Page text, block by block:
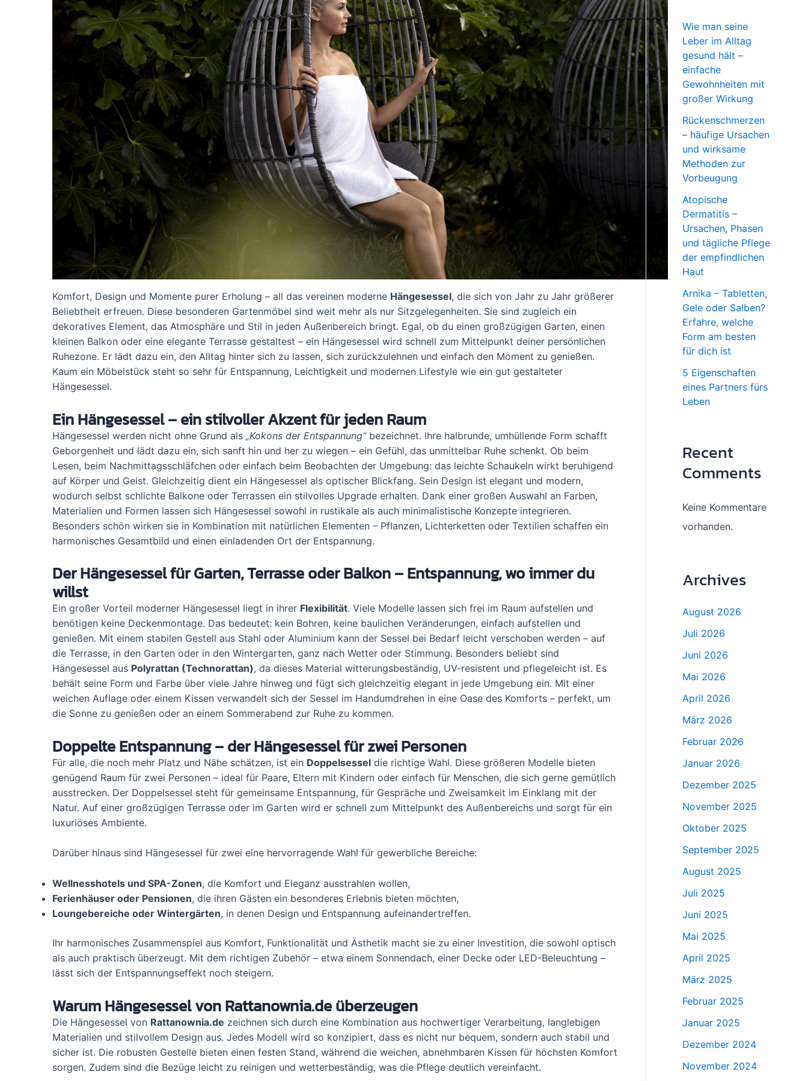
Komfort, Design und Momente purer Erholung – all das vereinen moderne Hängesessel, die sich von Jahr zu Jahr größerer
Beliebtheit erfreuen. Diese besonderen Gartenmöbel sind weit mehr als nur Sitzgelegenheiten. Sie sind zugleich ein
dekoratives Element, das Atmosphäre und Stil in jeden Außenbereich bringt. Egal, ob du einen großzügigen Garten, einen
kleinen Balkon oder eine elegante Terrasse gestaltest – ein Hängesessel wird schnell zum Mittelpunkt deiner persönlichen
Ruhezone. Er lädt dazu ein, den Alltag hinter sich zu lassen, sich zurückzulehnen und einfach den Moment zu genießen.
Kaum ein Möbelstück steht so sehr für Entspannung, Leichtigkeit und modernen Lifestyle wie ein gut gestalteter
Hängesessel.
Ein Hängesessel – ein stilvoller Akzent für jeden Raum
Hängesessel werden nicht ohne Grund als„Kokons der Entspannung“bezeichnet. Ihre halbrunde, umhüllende Form schafft
Geborgenheit und lädt dazu ein, sich sanft hin und her zu wiegen – ein Gefühl, das unmittelbar Ruhe schenkt. Ob beim
Lesen, beim Nachmittagsschläfchen oder einfach beim Beobachten der Umgebung: das leichte Schaukeln wirkt beruhigend
auf Körper und Geist. Gleichzeitig dient ein Hängesessel als optischer Blickfang. Sein Design ist elegant und modern,
wodurch selbst schlichte Balkone oder Terrassen ein stilvolles Upgrade erhalten. Dank einer großen Auswahl an Farben,
Materialien und Formen lassen sich Hängesessel sowohl in rustikale als auch minimalistische Konzepte integrieren.
Besonders schön wirken sie in Kombination mit natürlichen Elementen – Pflanzen, Lichterketten oder Textilien schaffen ein
harmonisches Gesamtbild und einen einladenden Ort der Entspannung.
Der Hängesessel für Garten, Terrasse oder Balkon – Entspannung, wo immer du
willst
Ein großer Vorteil moderner Hängesessel liegt in ihrer Flexibilität. Viele Modelle lassen sich frei im Raum aufstellen und
benötigen keine Deckenmontage. Das bedeutet: kein Bohren, keine baulichen Veränderungen, einfach aufstellen und
genießen. Mit einem stabilen Gestell aus Stahl oder Aluminium kann der Sessel bei Bedarf leicht verschoben werden – auf
die Terrasse, in den Garten oder in den Wintergarten, ganz nach Wetter oder Stimmung. Besonders beliebt sind
Hängesessel aus Polyrattan (Technorattan), da dieses Material witterungsbeständig, UV-resistent und pflegeleicht ist. Es
behält seine Form und Farbe über viele Jahre hinweg und fügt sich gleichzeitig elegant in jede Umgebung ein. Mit einer
weichen Auflage oder einem Kissen verwandelt sich der Sessel im Handumdrehen in eine Oase des Komforts – perfekt, um
die Sonne zu genießen oder an einem Sommerabend zur Ruhe zu kommen.
Doppelte Entspannung – der Hängesessel für zwei Personen
Für alle, die noch mehr Platz und Nähe schätzen, ist ein Doppelsessel die richtige Wahl. Diese größeren Modelle bieten
genügend Raum für zwei Personen – ideal für Paare, Eltern mit Kindern oder einfach für Menschen, die sich gerne gemütlich
ausstrecken. Der Doppelsessel steht für gemeinsame Entspannung, für Gespräche und Zweisamkeit im Einklang mit der
Natur. Auf einer großzügigen Terrasse oder im Garten wird er schnell zum Mittelpunkt des Außenbereichs und sorgt für ein
luxuriöses Ambiente.
Darüber hinaus sind Hängesessel für zwei eine hervorragende Wahl für gewerbliche Bereiche:
Wellnesshotels und SPA-Zonen, die Komfort und Eleganz ausstrahlen wollen,
Ferienhäuser oder Pensionen, die ihren Gästen ein besonderes Erlebnis bieten möchten,
Loungebereiche oder Wintergärten, in denen Design und Entspannung aufeinandertreffen.
Ihr harmonisches Zusammenspiel aus Komfort, Funktionalität und Ästhetik macht sie zu einer Investition, die sowohl optisch
als auch praktisch überzeugt. Mit dem richtigen Zubehör – etwa einem Sonnendach, einer Decke oder LED-Beleuchtung –
lässt sich der Entspannungseffekt noch steigern.
Warum Hängesessel von Rattanownia.de überzeugen
Die Hängesessel von Rattanownia.de zeichnen sich durch eine Kombination aus hochwertiger Verarbeitung, langlebigen
Materialien und stilvollem Design aus. Jedes Modell wird so konzipiert, dass es nicht nur bequem, sondern auch stabil und
sicher ist. Die robusten Gestelle bieten einen festen Stand, während die weichen, abnehmbaren Kissen für höchsten Komfort
sorgen. Zudem sind die Bezüge leicht zu reinigen und wetterbeständig, was die Pflege deutlich vereinfacht.
Wie man seine
Leber im Alltag
gesund hält –
einfache
Gewohnheiten mit
großer Wirkung
Rückenschmerzen
– häufige Ursachen
und wirksame
Methoden zur
Vorbeugung
Atopische
Dermatitis –
Ursachen, Phasen
und tägliche Pflege
der empfindlichen
Haut
Arnika – Tabletten,
Gele oder Salben?
Erfahre, welche
Form am besten
für dich ist
5 Eigenschaften
eines Partners fürs
Leben
Recent
Comments
Keine Kommentare
vorhanden.
Archives
August 2026
Juli 2026
Juni 2026
Mai 2026
April 2026
März 2026
Februar 2026
Januar 2026
Dezember 2025
November 2025
Oktober 2025
September 2025
August 2025
Juli 2025
Juni 2025
Mai 2025
April 2025
März 2025
Februar 2025
Januar 2025
Dezember 2024
November 2024